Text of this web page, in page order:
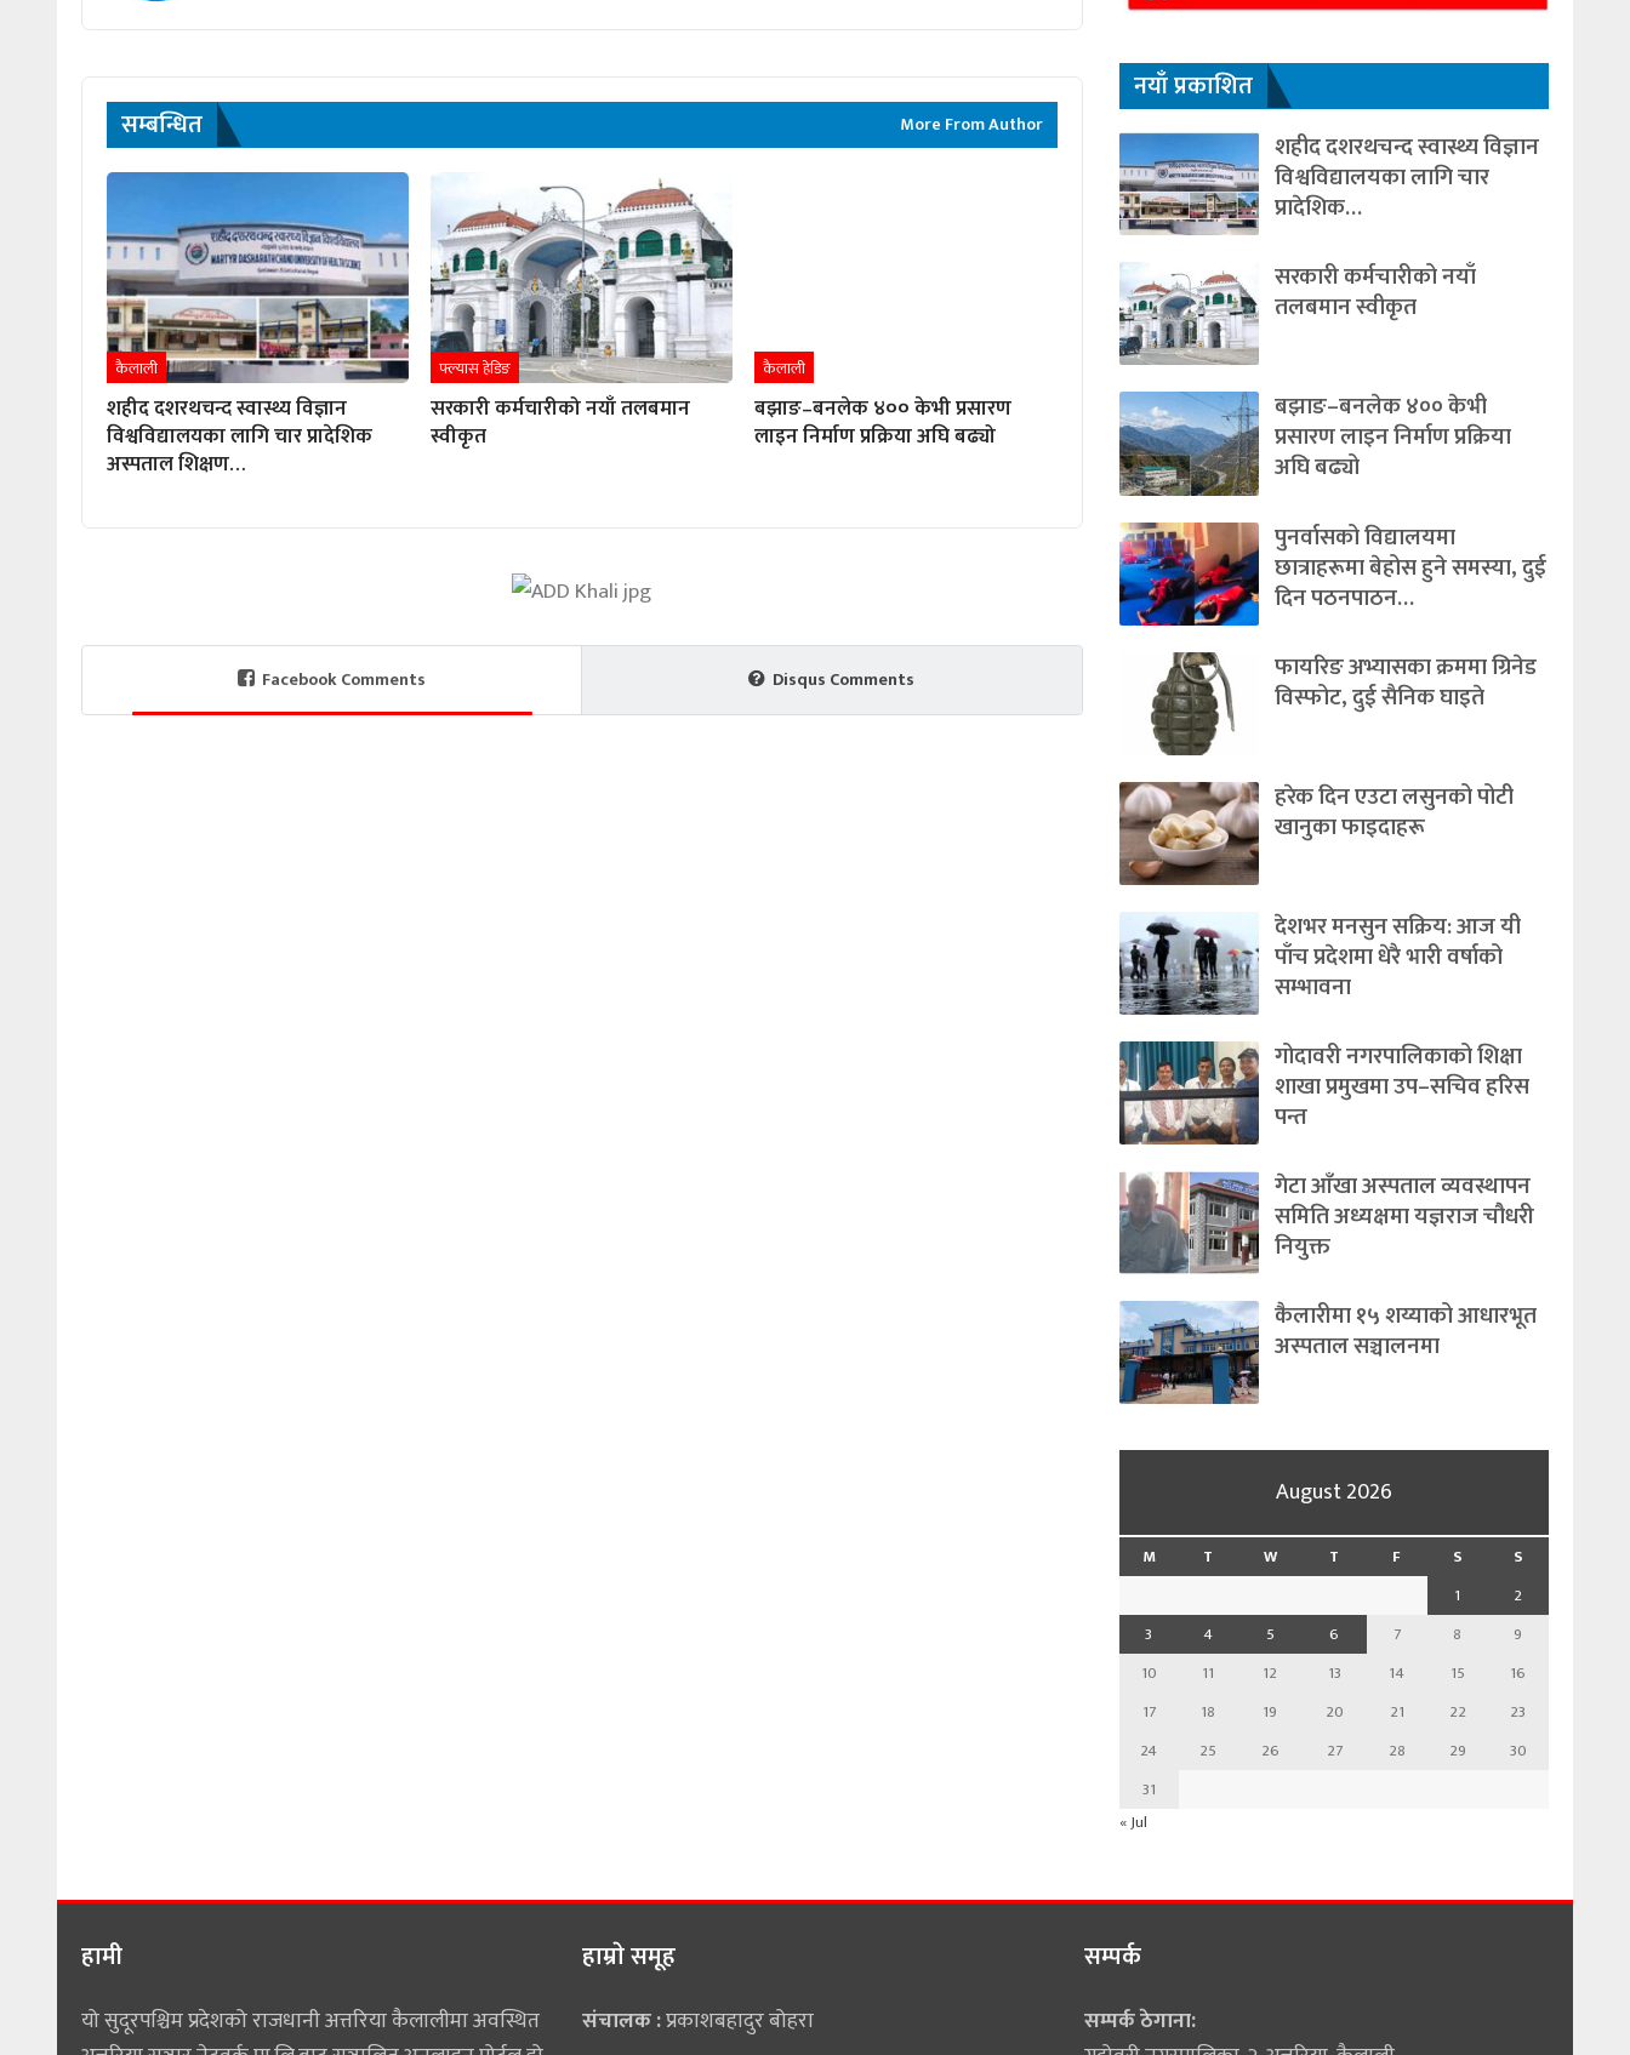
सम्बन्धित More From Author
कैलाली
शहीद दशरथचन्द स्वास्थ्य विज्ञान
विश्वविद्यालयका लागि चार प्रादेशिक
अस्पताल शिक्षण…
फ्ल्यास हेडिङ
सरकारी कर्मचारीको नयाँ तलबमान
स्वीकृत
कैलाली
बझाङ–बनलेक ४०० केभी प्रसारण
लाइन निर्माण प्रक्रिया अघि बढ्यो
Facebook Comments Disqus Comments
नयाँ प्रकाशित
शहीद दशरथचन्द स्वास्थ्य विज्ञान
विश्वविद्यालयका लागि चार
प्रादेशिक…
सरकारी कर्मचारीको नयाँ
तलबमान स्वीकृत
बझाङ–बनलेक ४०० केभी
प्रसारण लाइन निर्माण प्रक्रिया
अघि बढ्यो
पुनर्वासको विद्यालयमा
छात्राहरूमा बेहोस हुने समस्या, दुई
दिन पठनपाठन…
फायरिङ अभ्यासका क्रममा ग्रिनेड
विस्फोट, दुई सैनिक घाइते
हरेक दिन एउटा लसुनको पोटी
खानुका फाइदाहरू
देशभर मनसुन सक्रिय: आज यी
पाँच प्रदेशमा धेरै भारी वर्षाको
सम्भावना
गोदावरी नगरपालिकाको शिक्षा
शाखा प्रमुखमा उप–सचिव हरिस
पन्त
गेटा आँखा अस्पताल व्यवस्थापन
समिति अध्यक्षमा यज्ञराज चौधरी
नियुक्त
कैलारीमा १५ शय्याको आधारभूत
अस्पताल सञ्चालनमा
August 2026
M T W T F S
S
1
2
3
4 5 6 7 8
9
10
11 12 13 14 15
16
17
18 19 20 21 22
23
24
25 26 27 28 29
30
31
« Jul
हामी
यो सुदूरपश्चिम प्रदेशको राजधानी अत्तरिया कैलालीमा अवस्थित
हाम्राे समूह
संचालक :प्रकाशबहादुर बोहरा
सम्पर्क
सम्पर्क ठेगाना: